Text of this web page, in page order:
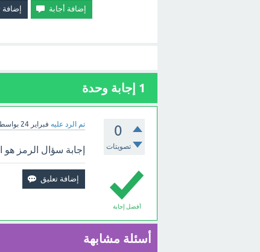
1 إجابة وحدة
0
تصويتات
تم الرد عليه فبراير 24
أفضل إجابة
إجابة سؤال الرمز هو
أسئلة مشابهة